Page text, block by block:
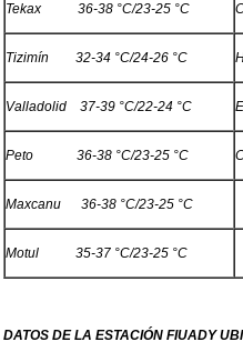
Tekax 36-38 °C/23-25 °C
Tizimín 32-34 °C/24-26 °C
Valladolid 37-39 °C/22-24 °C
Peto 36-38 °C/23-25 °C
Maxcanu 36-38 °C/23-25 °C
Motul 35-37 °C/23-25 °C
DATOS DE LA ESTACIÓN FIUADY